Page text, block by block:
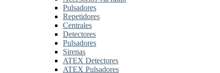
Pulsadores
Repetidores
Centrales
Detectores
Pulsadores
Sirenas
ATEX Detectores
ATEX Pulsadores